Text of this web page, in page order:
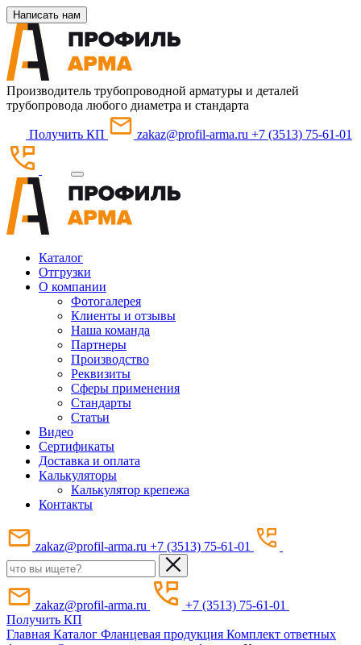
Написать нам
Производитель трубопроводной арматуры и деталей
трубопровода любого диаметра и стандарта
Получить КП zakaz@profil-arma.ru +7 (3513) 75-61-01
Каталог
Отгрузки
О компании
Фотогалерея
Клиенты и отзывы
Наша команда
Партнеры
Производство
Реквизиты
Сферы применения
Стандарты
Статьи
Видео
Сертификаты
Доставка и оплата
Калькуляторы
Калькулятор крепежа
Контакты
zakaz@profil-arma.ru +7 (3513) 75-61-01
zakaz@profil-arma.ru
+7 (3513) 75-61-01
Получить КП
Главная Каталог Фланцевая продукция Комплект ответных